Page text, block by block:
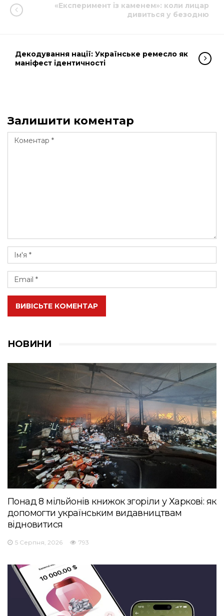
«Експеримент із каменем»: коли лицар
дивиться у безодню
Декодування нації: Українське ремесло як
маніфест ідентичності
Залишити коментар
ВИВІСЬТЕ КОМЕНТАР
НОВИНИ
Понад 8 мільйонів книжок згоріли у Харкові: як
допомогти українським видавництвам
відновитися
5 Серпня, 2026 793